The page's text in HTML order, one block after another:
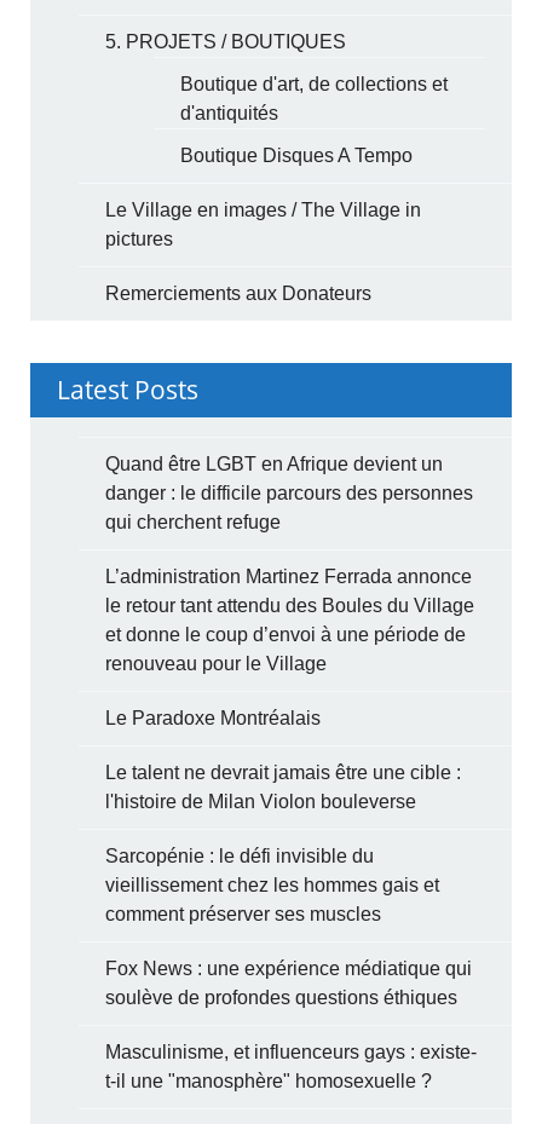
5. PROJETS / BOUTIQUES
Boutique d'art, de collections et
d'antiquités
Boutique Disques A Tempo
Le Village en images / The Village in
pictures
Remerciements aux Donateurs
Latest Posts
Quand être LGBT en Afrique devient un
danger : le difficile parcours des personnes
qui cherchent refuge
L’administration Martinez Ferrada annonce
le retour tant attendu des Boules du Village
et donne le coup d’envoi à une période de
renouveau pour le Village
Le Paradoxe Montréalais
Le talent ne devrait jamais être une cible :
l'histoire de Milan Violon bouleverse
Sarcopénie : le défi invisible du
vieillissement chez les hommes gais et
comment préserver ses muscles
Fox News : une expérience médiatique qui
soulève de profondes questions éthiques
Masculinisme, et influenceurs gays : existe-
t-il une "manosphère" homosexuelle ?